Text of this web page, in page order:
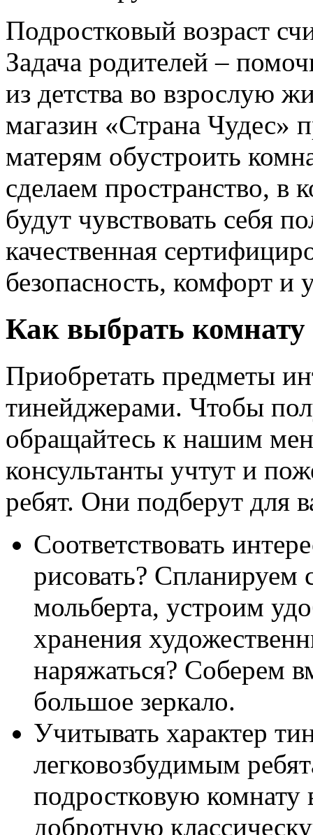
Подростковый возраст
Задача родителей –
из детства во взрослую
магазин «Страна Чудес»
матерям обустроить
сделаем пространство,
будут чувствовать себя
качественная
безопасность, комфорт и
Как выбрать комнату
Приобретать предметы
тинейджерами. Чтобы
обращайтесь к нашим
консультанты учтут и
ребят. Они подберут для
Соответствовать
рисовать? Спланируем
мольберта, устроим
хранения
наряжаться? Соберем
большое зеркало.
Учитывать характер
легковозбудимым
подростковую комнату
добротную